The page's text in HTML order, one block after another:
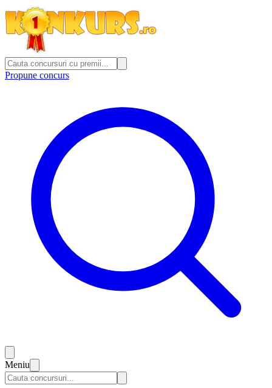
Propune concurs
Meniu